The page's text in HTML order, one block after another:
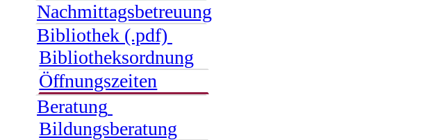
Nachmittagsbetreuung
Bibliothek (.pdf)
Bibliotheksordnung
Öffnungszeiten
Beratung
Bildungsberatung